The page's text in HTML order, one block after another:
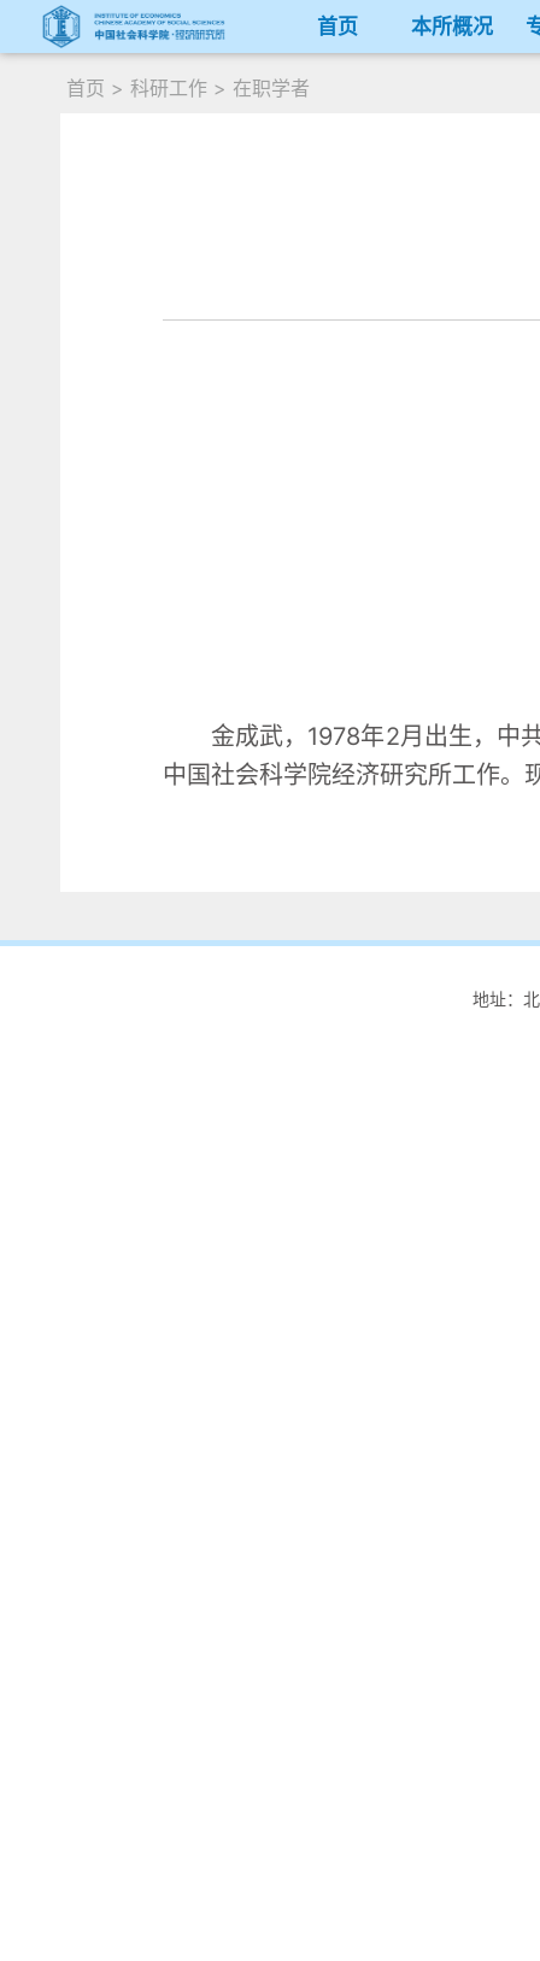
首页 本所概况
首页 > 科研工作 > 在职学者
金成武，1978年2月出生，中
中国社会科学院经济研究所工作。
地址：